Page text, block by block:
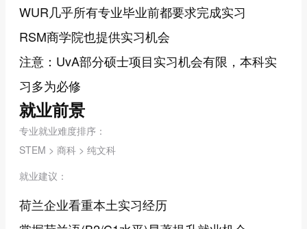
WUR几乎所有专业毕业前都要求完成实习
RSM商学院也提供实习机会
注意：UvA部分硕士项目实习机会有限，本科实
习多为必修
就业前景
专业就业难度排序：
STEM > 商科 > 纯文科
就业建议：
荷兰企业看重本土实习经历